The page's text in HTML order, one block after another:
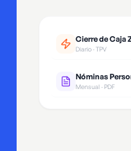
Cierre de Caja
Diario · TPV
Nóminas
Mensual · PDF